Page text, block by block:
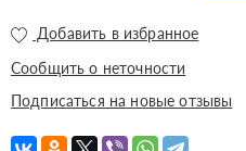
Добавить в избранное
Сообщить о неточности
Подписаться на новые отзывы